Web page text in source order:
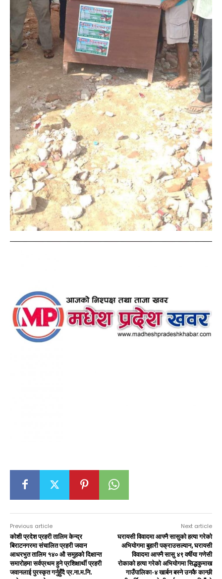
Previous article
कोशी प्रदेश प्रहरी तालिम केन्द्र
बिराटनगरमा संचालित प्रहरी जवान
आधरभुत तालिम १४० औ समुहको दिक्षान्त
समारोहमा सर्वप्रथम हुने प्रशिक्षार्थी प्रहरी
जवानलाई पुरस्कृत गर्नुहुँदै प्र.ना.म.नि.
Next article
घरायसी विवादमा आफ्नै सासुको हत्या गरेको
अभियोगमा बुहारी पक्राउसल्यान, घरायसी
विवादमा आफ्नै सासु ४९ वर्षीया गणेसी
रोकाको हत्या गरेको अभियोगमा सिद्धकुमाख
गाउँपालिका-४ खार्बन बस्ने उनकै कान्छी